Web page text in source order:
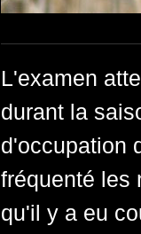
L'examen
durant la
d'occupation
fréquenté les
qu'il y a eu